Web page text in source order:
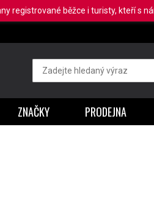
ZNAČKY PRODEJNA
registrované běžce i turisty, kteří s